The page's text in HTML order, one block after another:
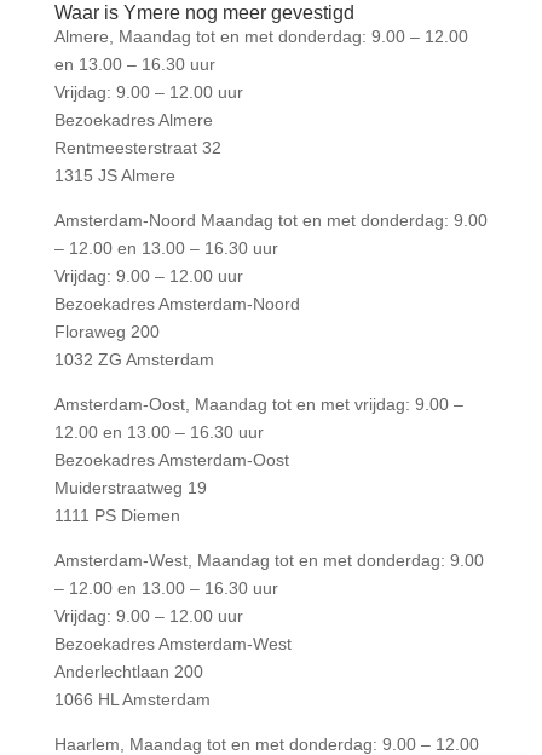
Waar is Ymere nog meer gevestigd
Almere, Maandag tot en met donderdag: 9.00 – 12.00
en 13.00 – 16.30 uur
Vrijdag: 9.00 – 12.00 uur
Bezoekadres Almere
Rentmeesterstraat 32
1315 JS Almere
Amsterdam-Noord Maandag tot en met donderdag: 9.00
– 12.00 en 13.00 – 16.30 uur
Vrijdag: 9.00 – 12.00 uur
Bezoekadres Amsterdam-Noord
Floraweg 200
1032 ZG Amsterdam
Amsterdam-Oost, Maandag tot en met vrijdag: 9.00 –
12.00 en 13.00 – 16.30 uur
Bezoekadres Amsterdam-Oost
Muiderstraatweg 19
1111 PS Diemen
Amsterdam-West, Maandag tot en met donderdag: 9.00
– 12.00 en 13.00 – 16.30 uur
Vrijdag: 9.00 – 12.00 uur
Bezoekadres Amsterdam-West
Anderlechtlaan 200
1066 HL Amsterdam
Haarlem, Maandag tot en met donderdag: 9.00 – 12.00